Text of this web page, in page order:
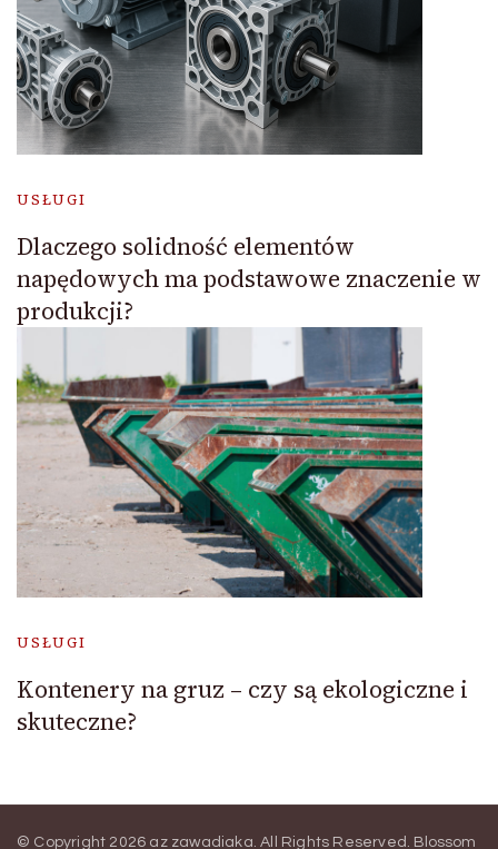
USŁUGI
Dlaczego solidność elementów
napędowych ma podstawowe znaczenie w
produkcji?
USŁUGI
Kontenery na gruz – czy są ekologiczne i
skuteczne?
© Copyright 2026 az zawadiaka . All Rights Reserved. Blossom